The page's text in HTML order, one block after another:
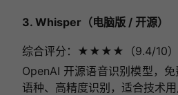
3. Whisper（电脑版 / 开源）
综合评分：★★★★（9.4/10）
OpenAI 开源语音识别模型，
语种、高精度识别，适合技术用